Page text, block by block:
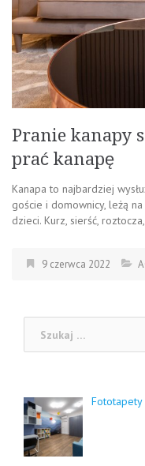
Pranie kanapy
prać kanapę
Kanapa to najbardziej
goście i domownicy, leżą
dzieci. Kurz, sierść,
9 czerwca 2022
Fototapety